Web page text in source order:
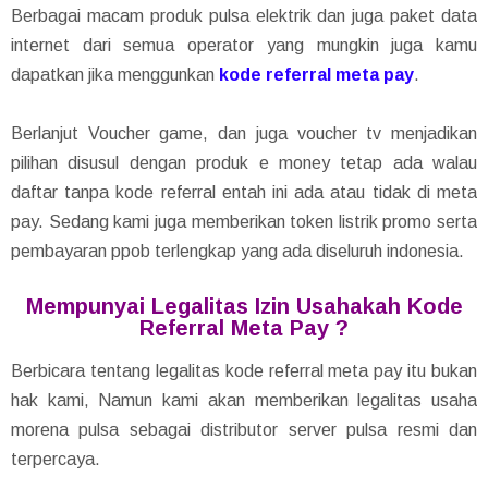
Berbagai macam produk pulsa elektrik dan juga paket data
internet dari semua operator yang mungkin juga kamu
dapatkan jika menggunkan kode referral meta pay.
Berlanjut Voucher game, dan juga voucher tv menjadikan
pilihan disusul dengan produk e money tetap ada walau
daftar tanpa kode referral entah ini ada atau tidak di meta
pay. Sedang kami juga memberikan token listrik promo serta
pembayaran ppob terlengkap yang ada diseluruh indonesia.
Mempunyai Legalitas Izin Usahakah Kode
Referral Meta Pay ?
Berbicara tentang legalitas kode referral meta pay itu bukan
hak kami, Namun kami akan memberikan legalitas usaha
morena pulsa sebagai distributor server pulsa resmi dan
terpercaya.